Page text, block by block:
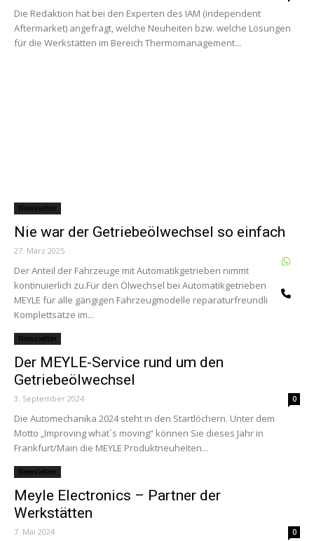
Die Redaktion hat bei den Experten des IAM (independent
Aftermarket) angefragt, welche Neuheiten bzw. welche Lösungen
für die Werkstätten im Bereich Thermomanagement...
Newsletter
Nie war der Getriebeölwechsel so einfach
27. März 2025
Der Anteil der Fahrzeuge mit Automatikgetrieben nimmt
kontinuierlich zu.Für den Ölwechsel bei Automatikgetrieben hat
MEYLE für alle gängigen Fahrzeugmodelle reparaturfreundliche
Komplettsätze im...
Newsletter
Der MEYLE-Service rund um den
Getriebeölwechsel
3. September 2024 0
Die Automechanika 2024 steht in den Startlöchern. Unter dem
Motto „Improving what´s moving“ können Sie dieses Jahr in
Frankfurt/Main die MEYLE Produktneuheiten...
Newsletter
Meyle Electronics – Partner der
Werkstätten
7. Mai 2024 0